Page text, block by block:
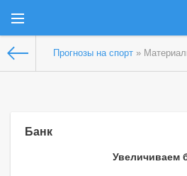
Прогнозы на спорт »
Банк
Увеличиваем